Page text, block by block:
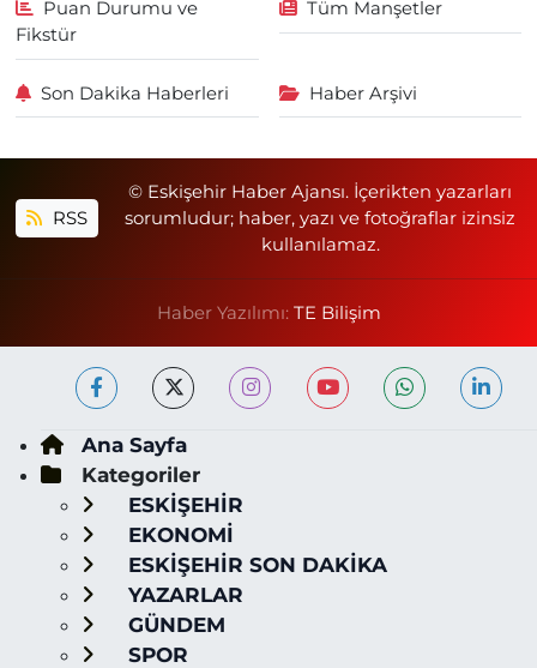
Puan Durumu ve
Fikstür
Tüm Manşetler
Son Dakika Haberleri Haber Arşivi
RSS
© Eskişehir Haber Ajansı. İçerikten yazarları
sorumludur; haber, yazı ve fotoğraflar izinsiz
kullanılamaz.
Haber Yazılımı: TE Bilişim
Ana Sayfa
Kategoriler
ESKİŞEHİR
EKONOMİ
ESKİŞEHİR SON DAKİKA
YAZARLAR
GÜNDEM
SPOR